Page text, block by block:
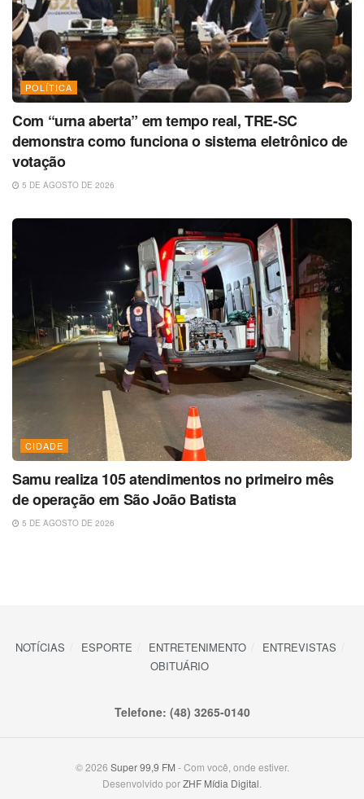
POLÍTICA
Com “urna aberta” em tempo real, TRE-SC
demonstra como funciona o sistema eletrônico de
votação
5 DE AGOSTO DE 2026
CIDADE
Samu realiza 105 atendimentos no primeiro mês
de operação em São João Batista
5 DE AGOSTO DE 2026
NOTÍCIAS ESPORTE ENTRETENIMENTO
ENTREVISTAS
OBITUÁRIO
Telefone: (48) 3265-0140
© 2026 Super 99,9 FM - Com você, onde estiver.
Desenvolvido porZHF Mídia Digital